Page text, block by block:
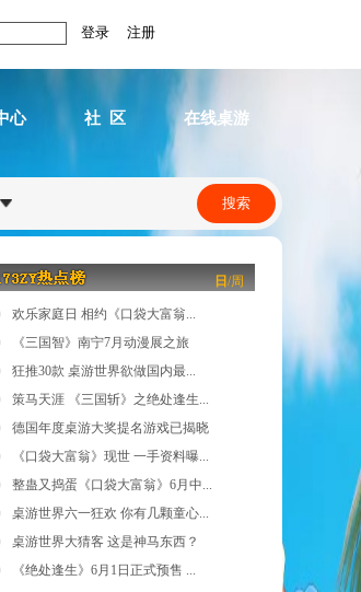
心 社 区 在线桌游
日 /周
欢乐家庭日 相约《口袋大富翁...
《三国智》南宁7月动漫展之旅
狂推30款 桌游世界欲做国内最...
策马天涯 《三国斩》之绝处逢生...
德国年度桌游大奖提名游戏已揭晓
《口袋大富翁》现世 一手资料曝...
整蛊又捣蛋《口袋大富翁》6月中...
桌游世界六一狂欢 你有几颗童心...
桌游世界大猜客 这是神马东西？
《绝处逢生》6月1日正式预售 ...